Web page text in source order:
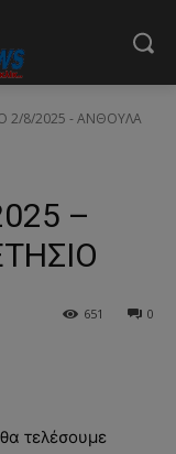
8/2025 - ΑΝΘΟΥΛΑ
–
0
651
τελέσουμε